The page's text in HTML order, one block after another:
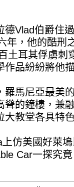
Vlad伯爵住
年，他的酷刑
土耳其俘虜刺
品紛紛將他
馬尼亞最美
聳的鐘樓，兼
大教堂各具特
仿美國好萊
Car一探究